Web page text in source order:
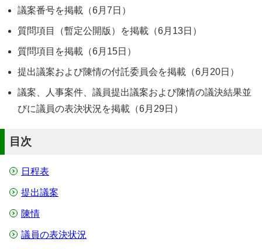
議案番号を掲載（6月7日）
質問項目（暫定公開版）を掲載（6月13日）
質問項目を掲載（6月15日）
提出議案および陳情の付託委員会を掲載（6月20日）
議案、人事案件、議員提出議案および陳情の議決結果並
びに議員の表決状況を掲載（6月29日）
目次
日程表
提出議案
陳情
議員の表決状況